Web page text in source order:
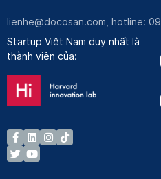
lienhe@docosan.com , hotline:
Startup Việt Nam duy nhất là
thành viên của: